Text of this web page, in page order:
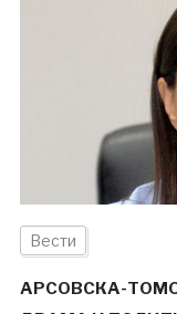
Вести
АРСОВСКА-